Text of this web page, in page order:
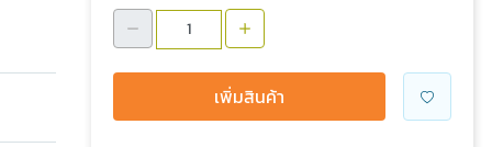
เพิ่มสินค้า